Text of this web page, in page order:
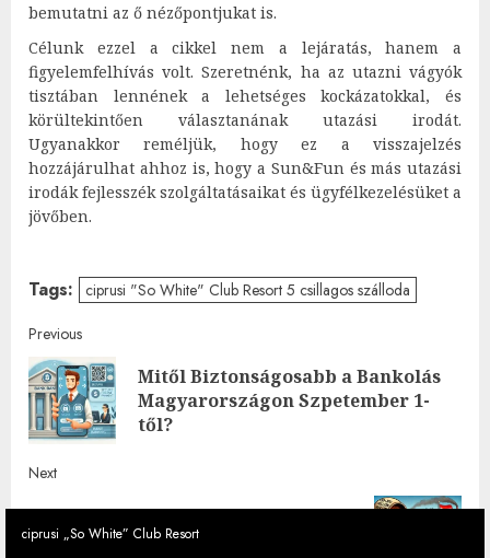
ciprusi „So White” Club Resort
ciprusi „So White” Club Resort
ciprusi „So White” Club Resort
ciprusi „So White” Club Resort
ciprusi „So White” Club Resort
bemutatni az ő nézőpontjukat is.
Célunk ezzel a cikkel nem a lejáratás, hanem a
figyelemfelhívás volt. Szeretnénk, ha az utazni vágyók
tisztában lennének a lehetséges kockázatokkal, és
körültekintően választanának utazási irodát.
Ugyanakkor reméljük, hogy ez a visszajelzés
hozzájárulhat ahhoz is, hogy a Sun&Fun és más utazási
irodák fejlesszék szolgáltatásaikat és ügyfélkezelésüket a
jövőben.
Tags: ciprusi "So White" Club Resort 5 csillagos szálloda
Post
navigation
Previous
Mitől Biztonságosabb a Bankolás
Magyarországon Szpetember 1-
től?
Next
Next
Az ébredés súlyos fájdalma – avagy
hogyan bánunk 50 millió dollárral,